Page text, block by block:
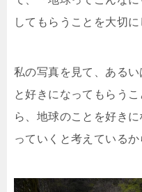
してもらうことを大切に
私の写真を見て、ある
と好きになってもらう
ら、地球のことを好き
っていくと考えているか